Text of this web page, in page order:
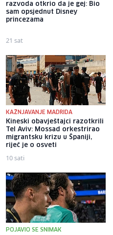
razvoda otkrio da je gej: Bio
sam opsjednut Disney
princezama
21 sat
KAŽNJAVANJE MADRIDA
Kineski obavještajci razotkrili
Tel Aviv: Mossad orkestrirao
migrantsku krizu u Španiji,
riječ je o osveti
10 sati
POJAVIO SE SNIMAK